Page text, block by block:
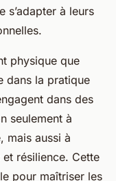
s’adapter à leurs
physique que
dans la pratique
dans des
seulement à
mais aussi à
résilience. Cette
pour maîtriser les